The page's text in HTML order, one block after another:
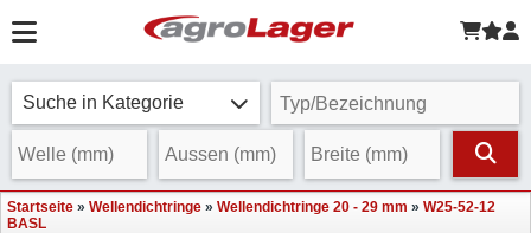
Suche in Kategorie
Startseite » Wellendichtringe » Wellendichtringe 20 - 29 mm » W25-52-12
BASL